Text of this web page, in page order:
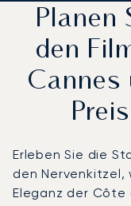
Planen
den
Cannes
Erleben Sie die
den Nervenkitzel,
Eleganz der Côte